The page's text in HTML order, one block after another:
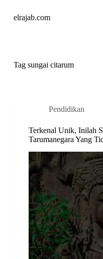
kelrajab.com
Tagsungai citarum
Pendidikan
Terkenal Unik, Inilah
Tarumanegara Yang